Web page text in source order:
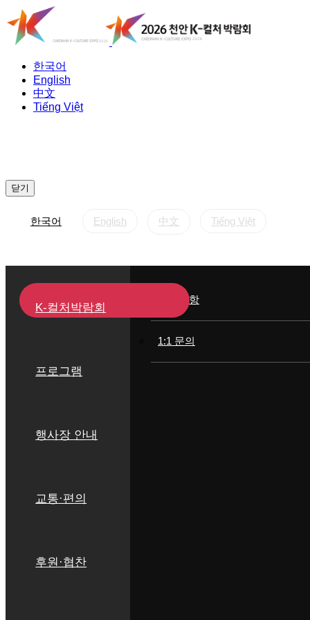
한국어
English
中文
Tiếng Việt
닫기
한국어 English 中文 Tiếng Việt
K-컬처박람회
K-컬처박람회 소개
사진 자료
프로그램
행사 일정표
프로그램 소개
행사장 안내
행사장 배치도
교통·편의
오시는 길
주차 시설 안내
후원·협찬
후원·협찬
공지사항
1:1 문의